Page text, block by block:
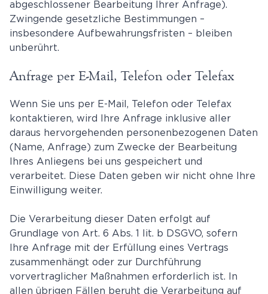
abgeschlossener Bearbeitung Ihrer Anfrage).
Zwingende gesetzliche Bestimmungen –
insbesondere Aufbewahrungsfristen – bleiben
unberührt.
Anfrage per E-Mail, Telefon oder Telefax
Wenn Sie uns per E-Mail, Telefon oder Telefax
kontaktieren, wird Ihre Anfrage inklusive aller
daraus hervorgehenden personenbezogenen Daten
(Name, Anfrage) zum Zwecke der Bearbeitung
Ihres Anliegens bei uns gespeichert und
verarbeitet. Diese Daten geben wir nicht ohne Ihre
Einwilligung weiter.
Die Verarbeitung dieser Daten erfolgt auf
Grundlage von Art. 6 Abs. 1 lit. b DSGVO, sofern
Ihre Anfrage mit der Erfüllung eines Vertrags
zusammenhängt oder zur Durchführung
vorvertraglicher Maßnahmen erforderlich ist. In
allen übrigen Fällen beruht die Verarbeitung auf